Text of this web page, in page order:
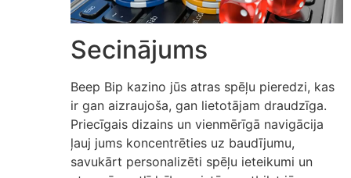
Secinājums
Beep Bip kazino jūs atras spēļu pieredzi, kas
ir gan aizraujoša, gan lietotājam draudzīga.
Priecīgais dizains un vienmērīgā navigācija
ļauj jums koncentrēties uz baudījumu,
savukārt personalizēti spēļu ieteikumi un